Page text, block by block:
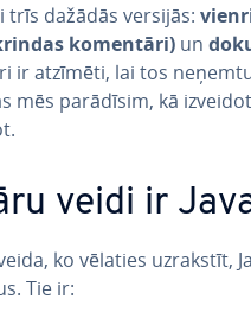
trīs dažādās versijās:
komentāri) un
ir atzīmēti, lai tos
mēs parādīsim, kā
veidi ir
ko vēlaties uzrakstīt,
Tie ir: